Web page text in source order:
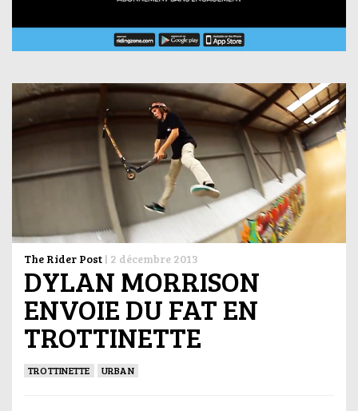
The Rider Post | 2 décembre 2013
DYLAN MORRISON
ENVOIE DU FAT EN
TROTTINETTE
TROTTINETTE URBAN